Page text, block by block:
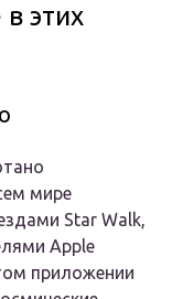
этих
мире
Star Walk,
Apple
приложении